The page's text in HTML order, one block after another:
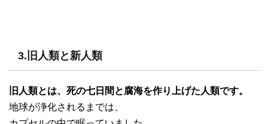
3.旧人類と新人類
旧人類とは、死の七日間と腐海を作り上げた人類です。
地球が浄化されるまでは、